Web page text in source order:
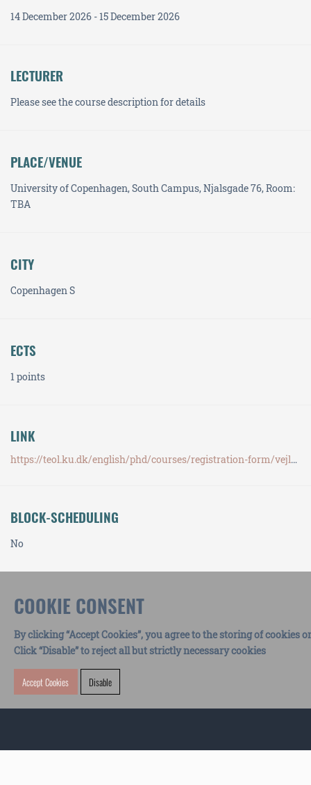
14 December 2026 - 15 December 2026
LECTURER
Please see the course description for details
PLACE/VENUE
University of Copenhagen, South Campus, Njalsgade 76, Room:
TBA
CITY
Copenhagen S
ECTS
1 points
LINK
https://teol.ku.dk/english/phd/courses/registration-form/vejledning-af-bachelorprojekter-og-specialer-a2026/
BLOCK-SCHEDULING
No
COOKIE CONSENT
By clicking “Accept Cookies”, you agree to the storing of
Click “Disable” to reject all but strictly necessary cookies